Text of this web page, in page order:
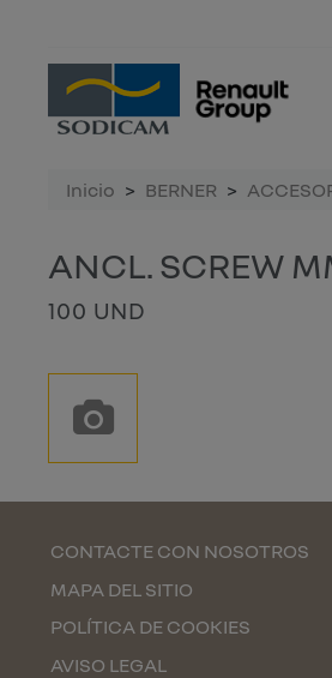
Inicio BERNER
ANCL. SCREW
100 UND
CONTACTE CON NOSOTROS
MAPA DEL SITIO
POLÍTICA DE COOKIES
AVISO LEGAL